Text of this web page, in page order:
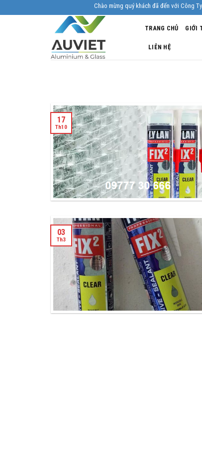
to
Chào mừng quý khách đã đến với Công Ty
TRANG CHỦ GIỚI
LIÊN HỆ
17
Th10
03
Th3